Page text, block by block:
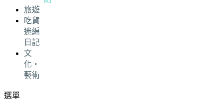
旅遊
吃貨
迷編
日記
文
化・
藝術
選單